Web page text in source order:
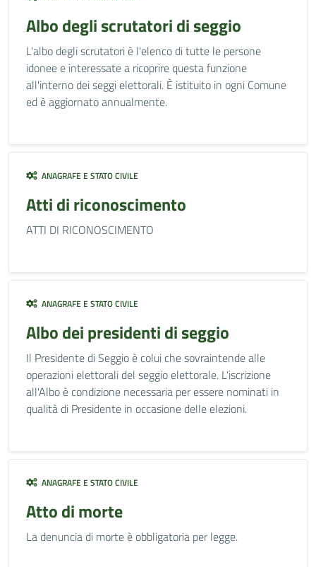
Albo degli scrutatori di seggio
L'albo degli scrutatori è l'elenco di tutte le persone
idonee e interessate a ricoprire questa funzione
all'interno dei seggi elettorali. È istituito in ogni Comune
ed è aggiornato annualmente.
ANAGRAFE E STATO CIVILE
Atti di riconoscimento
ATTI DI RICONOSCIMENTO
ANAGRAFE E STATO CIVILE
Albo dei presidenti di seggio
Il Presidente di Seggio è colui che sovraintende alle
operazioni elettorali del seggio elettorale. L'iscrizione
all'Albo è condizione necessaria per essere nominati in
qualità di Presidente in occasione delle elezioni.
ANAGRAFE E STATO CIVILE
Atto di morte
La denuncia di morte è obbligatoria per legge.